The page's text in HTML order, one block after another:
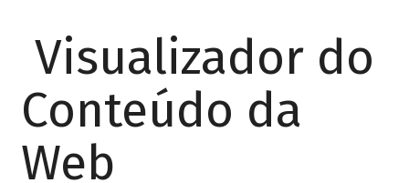
Visualizador do
Conteúdo da
Web